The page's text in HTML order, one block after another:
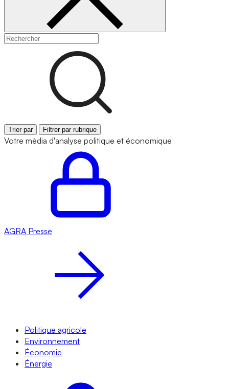
Trier par Filtrer par rubrique
Votre média d'analyse politique et économique
AGRA Presse
Politique agricole
Environnement
Économie
Énergie